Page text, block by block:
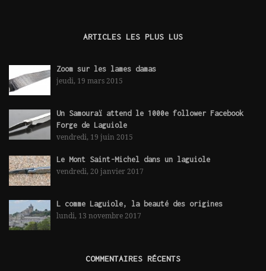
ARTICLES LES PLUS LUS
Zoom sur les lames damas
jeudi, 19 mars 2015
Un Samouraï attend le 1000e follower Facebook
Forge de Laguiole
vendredi, 19 juin 2015
Le Mont Saint-Michel dans un laguiole
vendredi, 20 janvier 2017
L comme Laguiole, la beauté des origines
lundi, 13 novembre 2017
COMMENTAIRES RÉCENTS